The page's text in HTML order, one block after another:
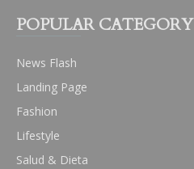
POPULAR CATEGORY
News Flash
Landing Page
Fashion
Lifestyle
Salud & Dieta